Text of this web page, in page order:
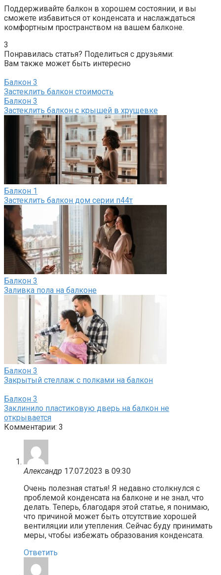
Поддерживайте балкон в хорошем состоянии‚ и вы
сможете избавиться от конденсата и наслаждаться
комфортным пространством на вашем балконе.​
3
Понравилась статья? Поделиться с друзьями:
Вам также может быть интересно
Балкон 3
Застеклить балкон стоимость
Балкон 3
Застеклить балкон с крышей в хрущевке
Балкон 1
Застеклить балкон дом серии п44т
Балкон 3
Заливка пола на балконе
Балкон 3
Закрытый стеллаж с полками на балкон
Балкон 3
Заклинило пластиковую дверь на балкон не
открывается
Комментарии: 3
Александр 17.07.2023 в 09:30
Очень полезная статья! Я недавно столкнулся с
проблемой конденсата на балконе и не знал, что
делать. Теперь, благодаря этой статье, я понимаю,
что причиной может быть отсутствие хорошей
вентиляции или утепления. Сейчас буду принимать
меры, чтобы избежать образования конденсата.
Ответить